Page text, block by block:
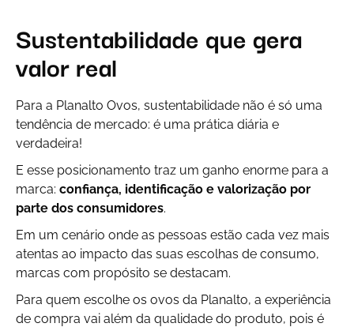
Sustentabilidade que gera
valor real
Para a Planalto Ovos, sustentabilidade não é só uma
tendência de mercado: é uma prática diária e
verdadeira!
E esse posicionamento traz um ganho enorme para a
marca: confiança, identificação e valorização por
parte dos consumidores.
Em um cenário onde as pessoas estão cada vez mais
atentas ao impacto das suas escolhas de consumo,
marcas com propósito se destacam.
Para quem escolhe os ovos da Planalto, a experiência
de compra vai além da qualidade do produto, pois é